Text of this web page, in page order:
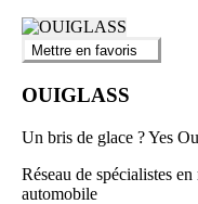
Mettre en favoris
OUIGLASS
Un bris de glace ? Yes
Réseau de spécialistes
automobile